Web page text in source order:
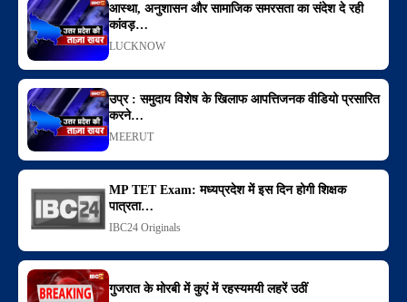
आस्था, अनुशासन और सामाजिक समरसता का संदेश दे रही
कांवड़…
LUCKNOW
उप्र : समुदाय विशेष के खिलाफ आपत्तिजनक वीडियो प्रसारित
करने…
MEERUT
MP TET Exam: मध्यप्रदेश में इस दिन होगी शिक्षक
पात्रता…
IBC24 Originals
गुजरात के मोरबी में कुएं में रहस्यमयी लहरें उठीं